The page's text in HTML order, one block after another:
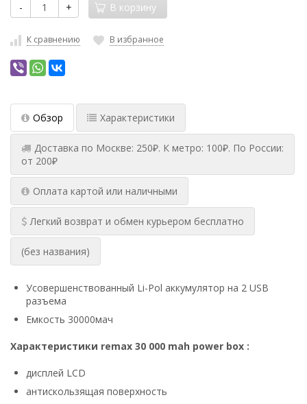
- + В корзину
К сравнению В избранное
Обзор Характеристики
Доставка по Москве: 250₽. К метро: 100₽. По России:
от 200₽
Оплата картой или наличными
Легкий возврат и обмен курьером бесплатно
(без названия)
Усовершенствованный Li-Pol аккумулятор на 2 USB
разъема
Емкость 30000мач
Характеристики remax 30 000 mah power box :
дисплей LCD
антискользящая поверхность